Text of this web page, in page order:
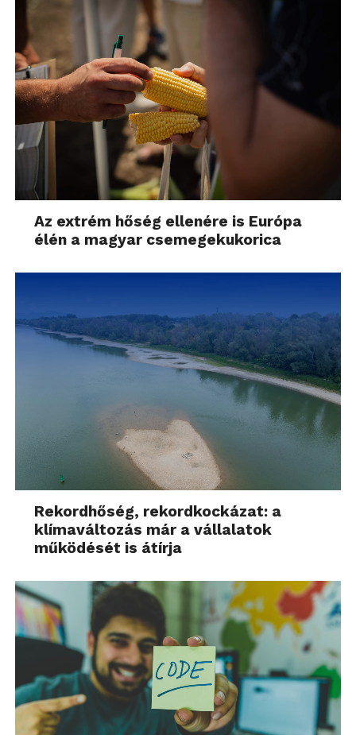
Az extrém hőség ellenére is Európa
élén a magyar csemegekukorica
Rekordhőség, rekordkockázat: a
klímaváltozás már a vállalatok
működését is átírja